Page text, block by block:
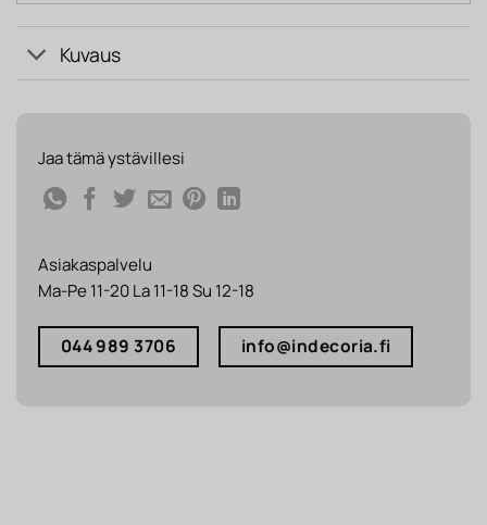
Kuvaus
Jaa tämä ystävillesi
Asiakaspalvelu
Ma-Pe 11-20 La 11-18 Su 12-18
044 989 3706 info@indecoria.fi